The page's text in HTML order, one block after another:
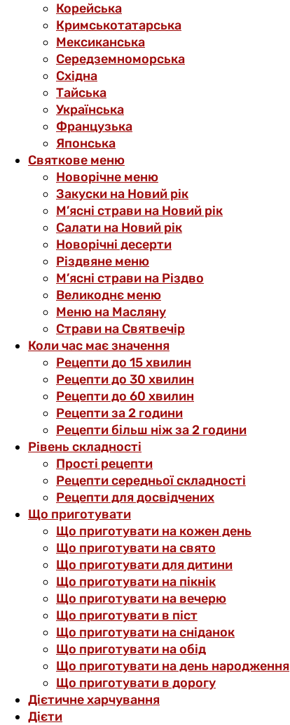
Корейська
Кримськотатарська
Мексиканська
Середземноморська
Східна
Тайська
Українська
Французька
Японська
Святкове меню
Новорічне меню
Закуски на Новий рік
М’ясні страви на Новий рік
Салати на Новий рік
Новорічні десерти
Різдвяне меню
М’ясні страви на Різдво
Великоднє меню
Меню на Масляну
Страви на Святвечір
Коли час має значення
Рецепти до 15 хвилин
Рецепти до 30 хвилин
Рецепти до 60 хвилин
Рецепти за 2 години
Рецепти більш ніж за 2 години
Рівень складності
Прості рецепти
Рецепти середньої складності
Рецепти для досвідчених
Що приготувати
Що приготувати на кожен день
Що приготувати на свято
Що приготувати для дитини
Що приготувати на пікнік
Що приготувати на вечерю
Що приготувати в піст
Що приготувати на сніданок
Що приготувати на обід
Що приготувати на день народження
Що приготувати в дорогу
Дієтичне харчування
Дієти